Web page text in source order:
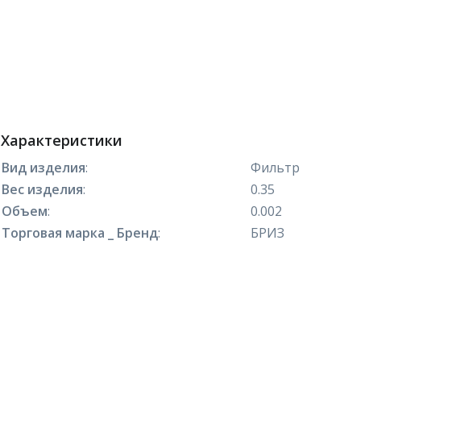
Характеристики
Вид изделия:
Фильтр
Вес изделия:
0.35
Объем:
0.002
Торговая марка _ Бренд: БРИЗ